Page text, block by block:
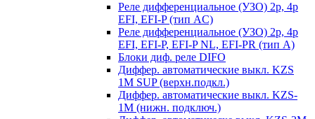
Реле дифференциальное (УЗО) 2р, 4р
EFI, EFI-P (тип AС)
Реле дифференциальное (УЗО) 2р, 4р
EFI, EFI-P, EFI-P NL, EFI-PR (тип A)
Блоки диф. реле DIFO
Диффер. автоматические выкл. KZS
1M SUP (верхн.подкл.)
Диффер. автоматические выкл. KZS-
1M (нижн. подключ.)